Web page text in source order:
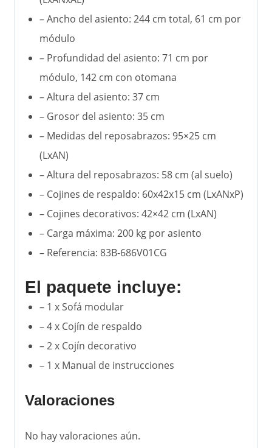
– Ancho del asiento: 244 cm total, 61 cm por
módulo
– Profundidad del asiento: 71 cm por
módulo, 142 cm con otomana
– Altura del asiento: 37 cm
– Grosor del asiento: 35 cm
– Medidas del reposabrazos: 95×25 cm
(LxAN)
– Altura del reposabrazos: 58 cm (al suelo)
– Cojines de respaldo: 60x42x15 cm (LxANxP)
– Cojines decorativos: 42×42 cm (LxAN)
– Carga máxima: 200 kg por asiento
– Referencia: 83B-686V01CG
El paquete incluye:
– 1 x Sofá modular
– 4 x Cojín de respaldo
– 2 x Cojín decorativo
– 1 x Manual de instrucciones
Valoraciones
No hay valoraciones aún.